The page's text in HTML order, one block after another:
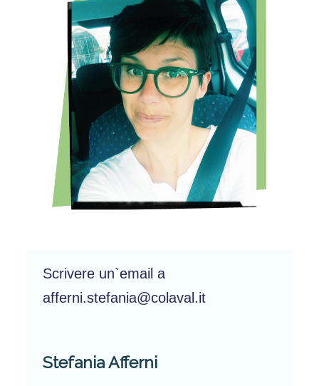
Scrivere un`email a
afferni.stefania@colaval.it
Stefania Afferni